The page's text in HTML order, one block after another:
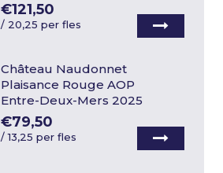
€121,50
/ 20,25 per fles
Château Naudonnet
Plaisance Rouge AOP
Entre-Deux-Mers 2025
€79,50
/13,25 per fles